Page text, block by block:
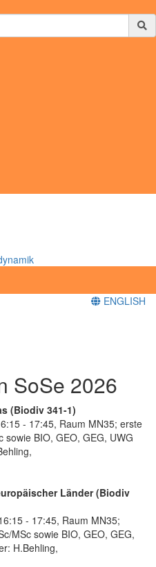
ENGLISH
SoSe 2026
(Biodiv 341-1)
- 17:45, Raum MN35; erste
sowie BIO, GEO, GEG, UWG
Länder (Biodiv
- 17:45, Raum MN35;
MSc sowie BIO, GEO, GEG,
H.Behling,